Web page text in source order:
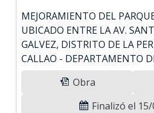
MEJORAMIENTO DEL
UBICADO ENTRE LA AV.
GALVEZ, DISTRITO DE LA
CALLAO - DEPARTAMENTO
Obra
Finalizó el